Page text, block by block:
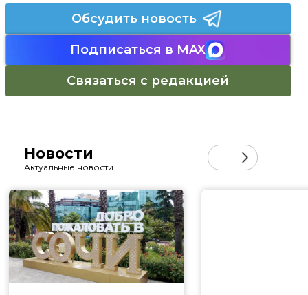
Обсудить новость
Подписаться в MAX
Связаться с редакцией
Новости
Актуальные новости